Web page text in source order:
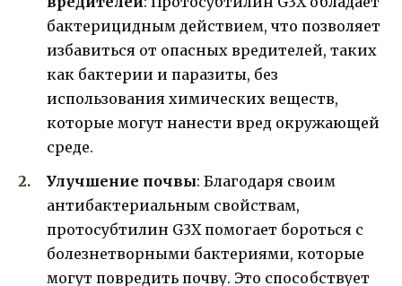
бактерицидным действием, что позволяет
избавиться от опасных вредителей, таких
как бактерии и паразиты, без
использования химических веществ,
которые могут нанести вред окружающей
среде.
Улучшение почвы: Благодаря своим
антибактериальным свойствам,
протосубтилин G3X помогает бороться с
болезнетворными бактериями, которые
могут повредить почву. Это способствует